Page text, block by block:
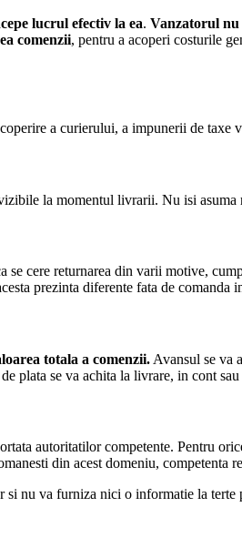
lucrul efectiv la ea. Vanzatorul nu
comenzii, pentru a acoperi costurile
a curierului, a impunerii de
la momentul livrarii. Nu isi
se cere returnarea din varii motive,
prezinta diferente fata de comanda
totala a comenzii. Avansul se va
plata se va achita la livrare, in cont
autoritatilor competente. Pentru
din acest domeniu, competenta
nu va furniza nici o informatie la